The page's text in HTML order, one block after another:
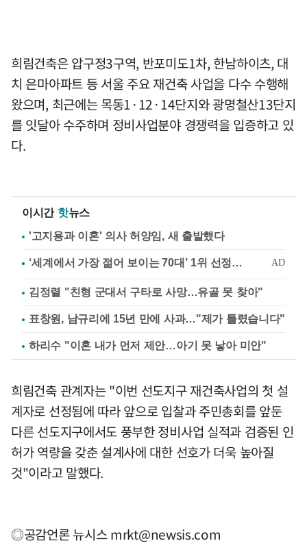
희림건축은 압구정3구역, 반포미도1차, 한남하이츠, 대
치 은마아파트 등 서울 주요 재건축 사업을 다수 수행해
왔으며, 최근에는 목동1·12·14단지와 광명철산13단지
를 잇달아 수주하며 정비사업분야 경쟁력을 입증하고 있
다.
이시간 핫뉴스
'고지용과 이혼' 의사 허양임, 새 출발했다
김정렬 "친형 군대서 구타로 사망…유골 못 찾아"
표창원, 남규리에 15년 만에 사과…"제가 틀렸습니다"
하리수 "이혼 내가 먼저 제안…아기 못 낳아 미안"
희림건축 관계자는 "이번 선도지구 재건축사업의 첫 설
계자로 선정됨에 따라 앞으로 입찰과 주민총회를 앞둔
다른 선도지구에서도 풍부한 정비사업 실적과 검증된 인
허가 역량을 갖춘 설계사에 대한 선호가 더욱 높아질
것"이라고 말했다.
◎공감언론 뉴시스mrkt@newsis.com